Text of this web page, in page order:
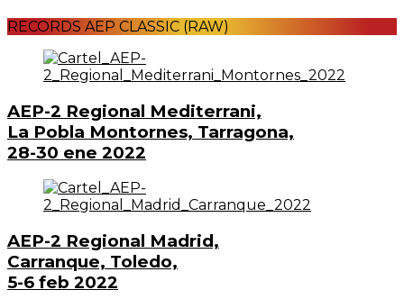
RECORDS AEP CLASSIC (RAW)
AEP-2 Regional Mediterrani,
La Pobla Montornes, Tarragona,
28-30 ene 2022
AEP-2 Regional Madrid,
Carranque, Toledo,
5-6 feb 2022